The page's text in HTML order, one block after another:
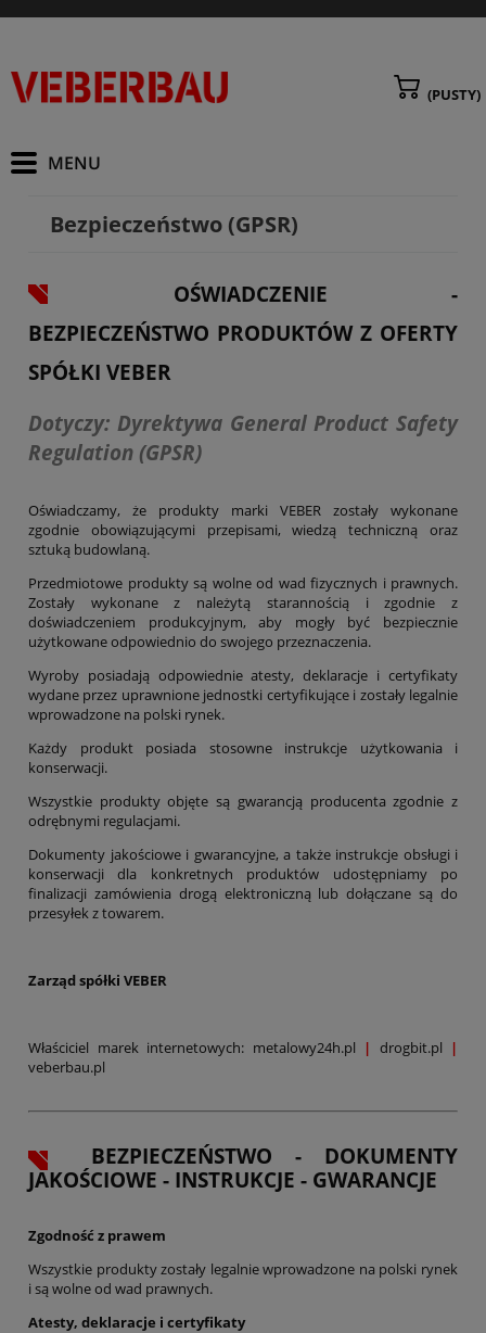
(PUSTY)
Bezpieczeństwo (GPSR)
OŚWIADCZENIE -
BEZPIECZEŃSTWO PRODUKTÓW Z OFERTY
SPÓŁKI VEBER
Dotyczy: Dyrektywa General Product Safety
Regulation (GPSR)
Oświadczamy, że produkty marki VEBER zostały wykonane
zgodnie obowiązującymi przepisami, wiedzą techniczną oraz
sztuką budowlaną.
Przedmiotowe produkty są wolne od wad fizycznych i prawnych.
Zostały wykonane z należytą starannością i zgodnie z
doświadczeniem produkcyjnym, aby mogły być bezpiecznie
użytkowane odpowiednio do swojego przeznaczenia.
Wyroby posiadają odpowiednie atesty, deklaracje i certyfikaty
wydane przez uprawnione jednostki certyfikujące i zostały legalnie
wprowadzone na polski rynek.
Każdy produkt posiada stosowne instrukcje użytkowania i
konserwacji.
Wszystkie produkty objęte są gwarancją producenta zgodnie z
odrębnymi regulacjami.
Dokumenty jakościowe i gwarancyjne, a także instrukcje obsługi i
konserwacji dla konkretnych produktów udostępniamy po
finalizacji zamówienia drogą elektroniczną lub dołączane są do
przesyłek z towarem.
Zarząd spółki VEBER
Właściciel marek internetowych: metalowy24h.pl | drogbit.pl
|
veberbau.pl
BEZPIECZEŃSTWO - DOKUMENTY
JAKOŚCIOWE - INSTRUKCJE - GWARANCJE
Zgodność z prawem
Wszystkie produkty zostały legalnie wprowadzone na polski rynek
i są wolne od wad prawnych.
Atesty, deklaracje i certyfikaty